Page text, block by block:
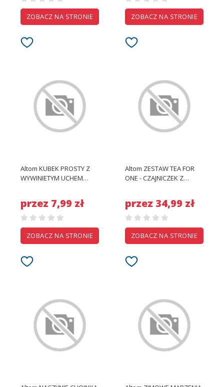
ZOBACZ NA STRONIE ZOBACZ NA STRONIE
Altom KUBEK PROSTY Z
WYWINIETYM UCHEM
przez 7,99 zł
ZOBACZ NA STRONIE
Altom ZESTAW TEA FOR
ONE - CZAJNICZEK Z
przez 34,99 zł
ZOBACZ NA STRONIE